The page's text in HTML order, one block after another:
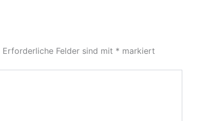
Erforderliche Felder sind mit * markiert